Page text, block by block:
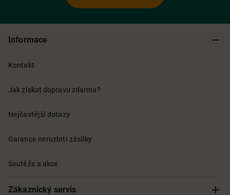
Informace
Kontakt
Jak získat dopravu zdarma?
Nejčastější dotazy
Garance nerozbití zásilky
Soutěže a akce
Zákaznický servis